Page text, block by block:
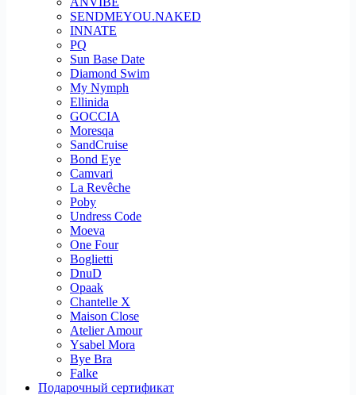
SENDMEYOU.NAKED
INNATE
PQ
Sun Base Date
Diamond Swim
My Nymph
Ellinida
GOCCIA
Moresqa
SandCruise
Bond Eye
Camvari
La Revêche
Poby
Undress Code
Moeva
One Four
Boglietti
DnuD
Opaak
Chantelle X
Maison Close
Atelier Amour
Ysabel Mora
Bye Bra
Falke
Подарочный сертификат